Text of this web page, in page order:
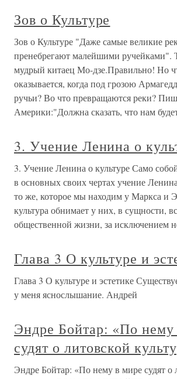
Зов о Культуре
Зов о Культуре "Даже самые великие
пренебрегают малейшими ручейками".
мудрый китаец Мо-дзе.Правильно! Но
оказывается, когда под грозою
ручьи? Во что превращаются реки?
Америки:"Должна сказать, что нам
3. Учение Ленина о
3. Учение Ленина о культуре Само
в основных своих чертах учение
то же, которое мы находим у Маркса и
культура обнимает у них, в сущности,
общественной жизни, за исключением
Глава 3 О культуре и
Глава 3 О культуре и эстетике
у меня яснослышание. Андрей
Эндре Бойтар: «По
судят о литовской
Эндре Бойтар: «По нему в мире судят о